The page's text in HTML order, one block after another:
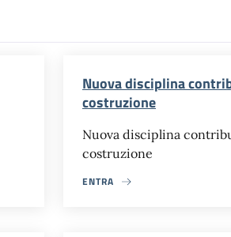
Nuova disciplina
costruzione
Nuova disciplina
costruzione
ENTRA